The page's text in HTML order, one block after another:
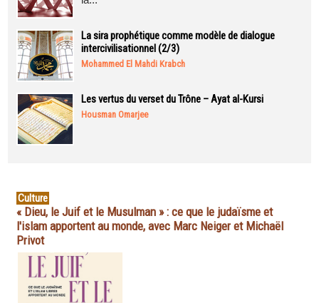
La sira prophétique comme modèle de dialogue
intercivilisationnel (2/3)
Mohammed El Mahdi Krabch
Les vertus du verset du Trône – Ayat al-Kursi
Housman Omarjee
Culture
« Dieu, le Juif et le Musulman » : ce que le judaïsme et
l'islam apportent au monde, avec Marc Neiger et Michaël
Privot